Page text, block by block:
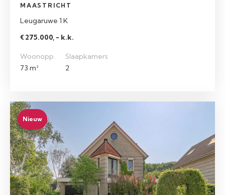
MAASTRICHT
Leugaruwe 1 K
€ 275.000, - k.k.
Woonopp.
73 m²
Slaapkamers
2
Nieuw